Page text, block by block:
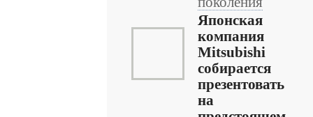
Японская
компания
Mitsubishi
собирается
презентовать
на